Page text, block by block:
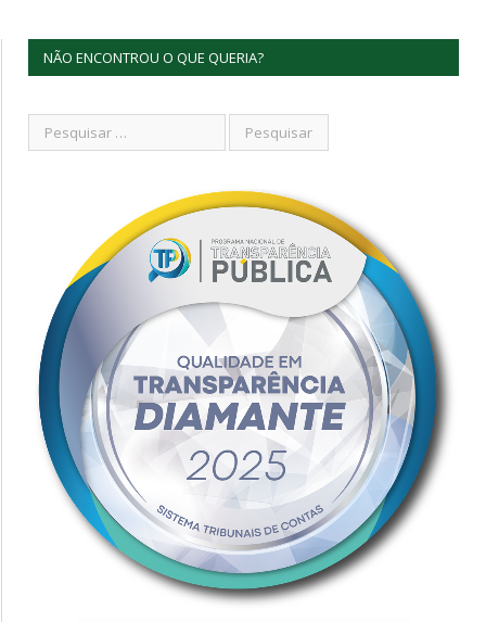
NÃO ENCONTROU O QUE QUERIA?